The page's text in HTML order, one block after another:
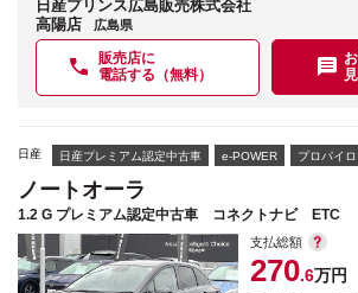
日産プリンス広島販売株式会社
高陽店
広島県
販売店に
電話する（無料）
日産 日産プレミアム認定中古車 e-POWER プロパイロ
ノートオーラ
1.2 G プレミアム認定中古車 コネクトナビ ETC
支払総額
270.6万円